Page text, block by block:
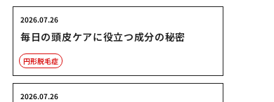
毎日の頭皮ケアに役立つ成分の秘密
2026.07.26
円形脱毛症
2026.07.26